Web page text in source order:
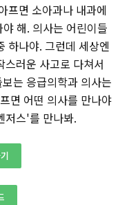
프면 소아과나 내과에
해. 의사는 어린이들
하나야. 그런데 세상엔
러운 사고로 다쳐서
는 응급의학과 의사는
면 어떤 의사를 만나야
저스'를 만나봐.